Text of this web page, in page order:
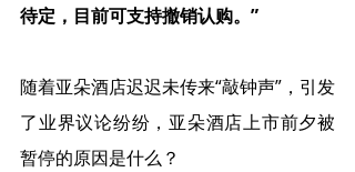
待定，目前可支持撤销认购。”
随着亚朵酒店迟迟未传来“敲钟声”，引发
了业界议论纷纷，亚朵酒店上市前夕被
暂停的原因是什么？